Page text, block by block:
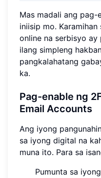
Mas madali ang pag-
iniisip mo.
online na serbisyo ay
ilang simpleng
pangkalahatang
ka.
Pag-enable ng
Email Accounts
Ang iyong
sa iyong digital na
muna ito. Para sa
Pumunta sa